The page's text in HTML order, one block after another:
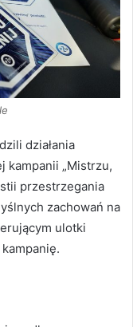
działania
kampanii „Mistrzu,
przestrzegania
zachowań na
ulotki